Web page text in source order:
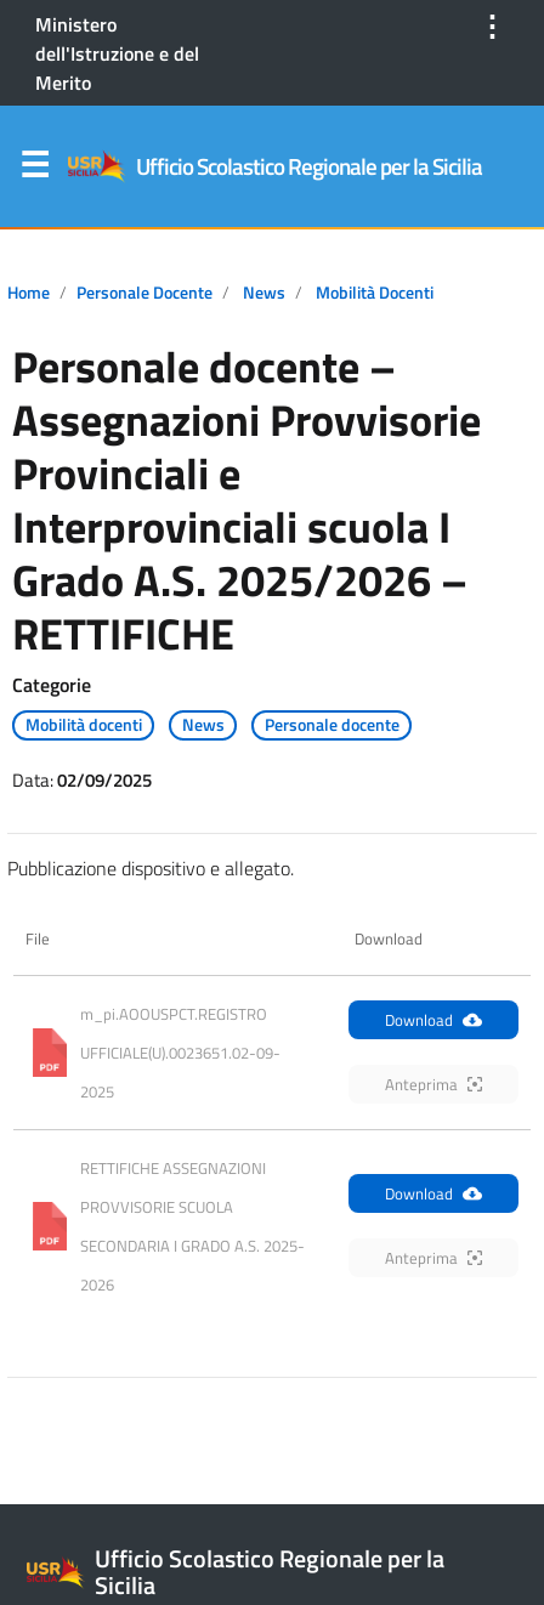
Ministero
dell'Istruzione e del
Merito
⋮
Ufficio Scolastico Regionale per la Sicilia
Home Personale Docente News Mobilità Docenti
Personale docente –
Assegnazioni Provvisorie
Provinciali e
Interprovinciali scuola I
Grado A.S. 2025/2026 –
RETTIFICHE
Categorie
Mobilità docenti News Personale docente
Data:02/09/2025
Pubblicazione dispositivo e allegato.
File Download
m_pi.AOOUSPCT.REGISTRO
UFFICIALE(U).0023651.02-09-
2025
Download
Anteprima
RETTIFICHE ASSEGNAZIONI
PROVVISORIE SCUOLA
SECONDARIA I GRADO A.S. 2025-
2026
Download
Anteprima
Ufficio Scolastico Regionale per la
Sicilia